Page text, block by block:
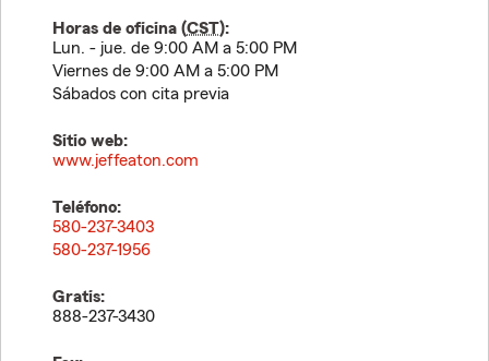
Horas de oficina (CST):
Lun. - jue. de 9:00 AM a 5:00 PM
Viernes de 9:00 AM a 5:00 PM
Sábados con cita previa
Sitio web:
www.jeffeaton.com
Teléfono:
580-237-3403
580-237-1956
Gratis:
888-237-3430